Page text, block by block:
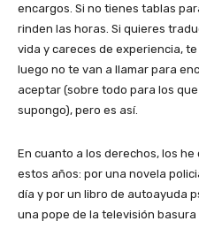
encargos. Si no tienes tablas
rinden las horas. Si quieres
vida y careces de experiencia,
luego no te van a llamar para
aceptar (sobre todo para los
supongo), pero es así.
En cuanto a los derechos, los
estos años: por una novela
día y por un libro de autoayuda
una pope de la televisión